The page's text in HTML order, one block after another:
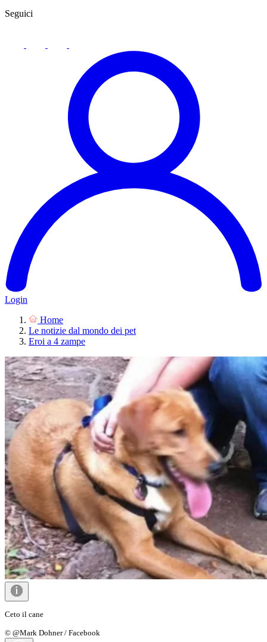
Seguici
Login
Home
Le notizie dal mondo dei pet
Eroi a 4 zampe
Ceto il cane
© @Mark Dohner / Facebook